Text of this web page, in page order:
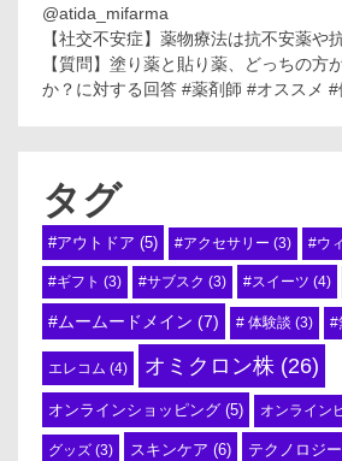
@atida_mifarma
【社交不安症】薬物療法は抗不安薬や
【質問】塗り薬と貼り薬、どっちの方
か？に対する回答 #薬剤師 #オススメ
タグ
#アウトドア (5) #アクセサリー (3) #ウ
#ギフト (3) #サブスク (3) #スイーツ (4)
#ムームードメイン (7) # 体験談 (3) #
エレコム (4) オミクロン株 (26)
オンラインショッピング (5) オンライン
グッズ (3) スキンケア (6) テクノロジー